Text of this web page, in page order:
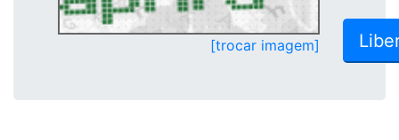
[trocar imagem]